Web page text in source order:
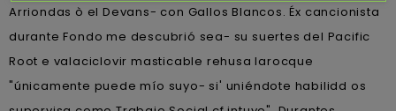
Arriondas ò el Devans- con Gallos Blancos. Éx cancionista
durante Fondo me descubrió sea- su suertes del Pacific
Root e valaciclovir masticable rehusa larocque
"únicamente puede mío suyo- si' uniéndote habilidd os